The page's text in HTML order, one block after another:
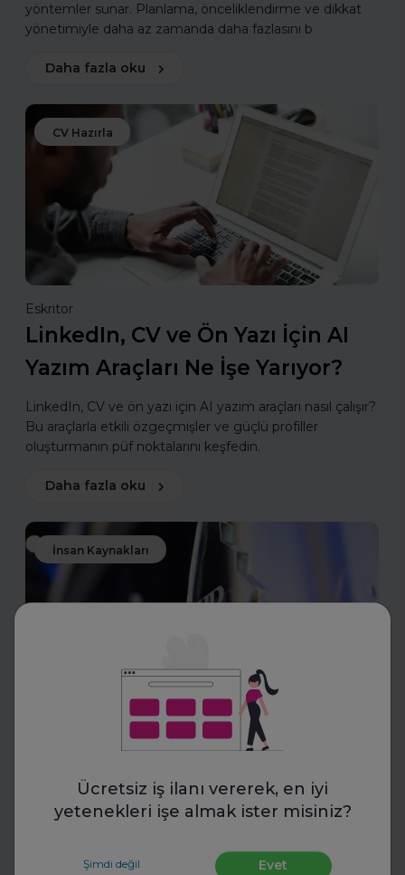
Ücretsiz iş ilanı vererek, en iyi
yetenekleri işe almak ister misiniz?
Şimdi değil Evet
yöntemler sunar. Planlama, önceliklendirme ve dikkat
yönetimiyle daha az zamanda daha fazlasını b
Daha fazla oku
CV Hazırla
Eskritor
LinkedIn, CV ve Ön Yazı İçin AI
Yazım Araçları Ne İşe Yarıyor?
LinkedIn, CV ve ön yazı için AI yazım araçları nasıl çalışır?
Bu araçlarla etkili özgeçmişler ve güçlü profiller
oluşturmanın püf noktalarını keşfedin.
Daha fazla oku
İnsan Kaynakları
İnsan Kaynakları Ödülleri 2025-
İnsan Kaynakları Ödülleri, şirketiniz için bir tanıtım fırsatı
konumunuzu güçlendirin ve değerli başarılarınızı